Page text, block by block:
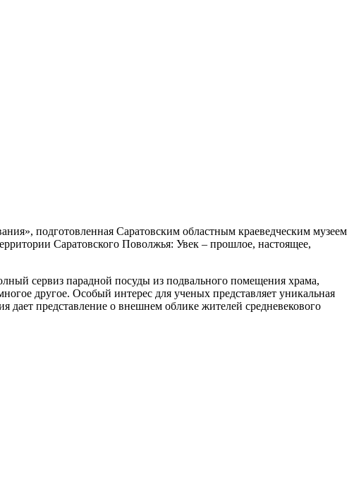
подготовленная Саратовским областным краеведческим музеем
Саратовского Поволжья: Увек – прошлое, настоящее,
сервиз парадной посуды из подвального помещения храма,
другое. Особый интерес для ученых представляет уникальная
дает представление о внешнем облике жителей средневекового